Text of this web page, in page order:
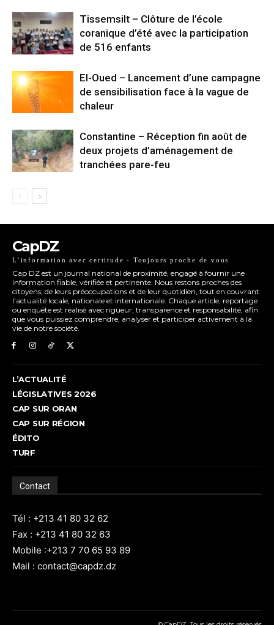
Tissemsilt – Clôture de l’école
coranique d’été avec la participation
de 516 enfants
El-Oued – Lancement d’une campagne
de sensibilisation face à la vague de
chaleur
Constantine – Réception fin août de
deux projets d’aménagement de
tranchées pare-feu
CapDZ
L’information avec certitude - Toujours proche de vous
Cap DZ est un journal national de proximité, engagé à fournir une
information fiable, vérifiée et pertinente. Nous restons proches des
citoyens, de leurs préoccupations et de leur quotidien, tout en couvrant
l’actualité locale, nationale et internationale. Chaque article, reportage
ou enquête est réalisé avec rigueur, transparence et responsabilité, afin
que vous puissiez comprendre, analyser et participer activement à la
vie de notre société.
L’ACTUALITÉ
LÉGISLATIVES 2026
CAP SUR ORAN
CAP SUR RÉGION
ÉDITO
TURF
Contact
Tél : +213 41 80 32 62
Fax : +213 41 80 32 63
Mobile :+213 7 70 65 93 89
Mail : contact@capdz.dz